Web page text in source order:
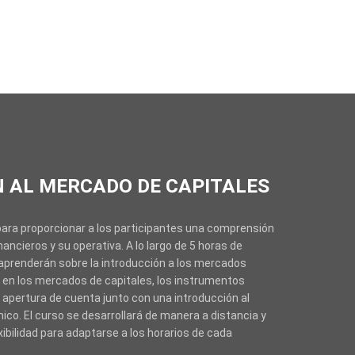
AL MERCADO DE CAPITALES
proporcionar a los participantes una comprensión
y su operativa. A lo largo de 5 horas de
sobre la introducción a los mercados
los mercados de capitales, los instrumentos
de cuenta junto con una introducción al
El curso se desarrollará de manera a distancia y
para adaptarse a los horarios de cada